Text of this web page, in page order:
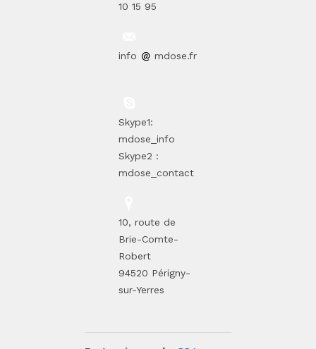
10 15 95
info mdose.fr
Skype1:
mdose_info
Skype2 :
mdose_contact
10, route de
Brie-Comte-
Robert
94520 Périgny-
sur-Yerres